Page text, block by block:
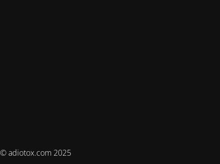
© adiotox.com 2025